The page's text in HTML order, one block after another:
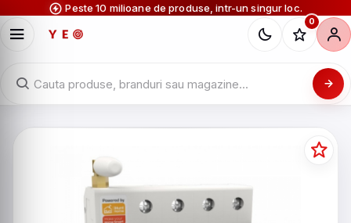
Peste 10 milioane de produse, intr-un singur loc.
0